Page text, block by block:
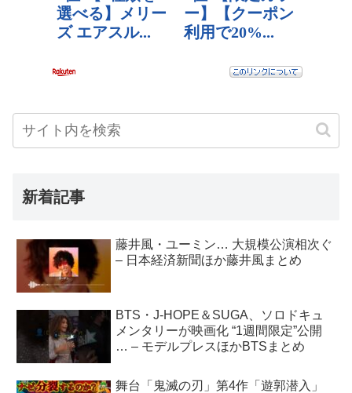
新着記事
藤井風・ユーミン… 大規模公演相次ぐ
– 日本経済新聞ほか藤井風まとめ
BTS・J-HOPE＆SUGA、ソロドキュ
メンタリーが映画化 “1週間限定”公開
… – モデルプレスほかBTSまとめ
舞台「鬼滅の刃」第4作「遊郭潜入」